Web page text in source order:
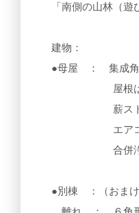
「南側の山林（
建物：
●母屋 ： 集成角
屋根は銅板
薪ストーブ
エアコン
合併浄化槽
●別棟 ：（おまけ